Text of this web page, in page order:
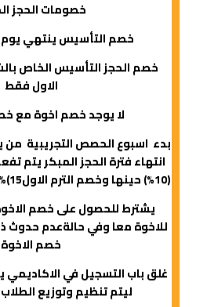
خصومات الحجز
خصم التأسيس ينتهي يوم 30 يونيو 2024
خصم الحجز التأسيس الخاص
الاول فقط
لا يوجد خصم اخوة مع
انتهاء فترة الحجز المبكر يتم
(10%) حينها وخصم الترم الاول15)%) وخصم الترمين (20%)
يشترط للحصول على خصم
للاخوة معا وفي حالةعدم حدوث
خصم الاخوة
غلق باب التسجيل في الاكاديمي يوم 15 أغسطس
ليتم تنظيم وتوزيع